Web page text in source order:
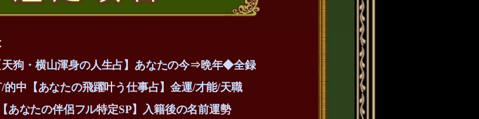
天狗・横山渾身の人生占】あなたの今⇒晩年◆全録
的中【あなたの飛躍叶う仕事占】金運/才能/天職
あなたの伴侶フル特定SP】入籍後の名前運勢